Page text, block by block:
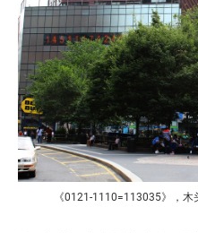
《0121-1110=113035》，